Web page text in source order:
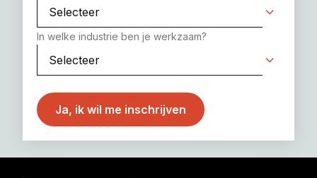
In welke industrie ben je werkzaam?